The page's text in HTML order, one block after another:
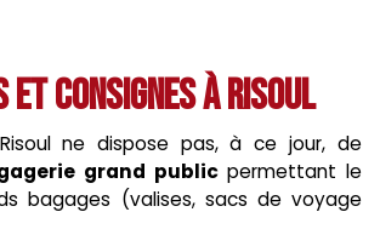
et consignes à Risoul
ne dispose pas, à ce jour, de
grand publicpermettant le
bagages (valises, sacs de voyage